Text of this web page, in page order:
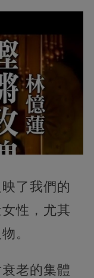
了我們的
性，尤其
。
老的集體